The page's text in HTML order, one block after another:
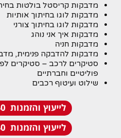
מדבקות קריסטל בולטות
מדבקות לוגו בחיתוך אותיות
מדבקות לוגו בחיתוך צורני
מדבקות איך אני נוהג
מדבקות חניה
מדבקות להדבקה פנימית,
סטיקרים לרכב – סטיקרים
פוליטיים וחברתיים
שילוט ועיטוף רכבים
לייעוץ והזמנות 03-9385640
לייעוץ והזמנות 03-9385640